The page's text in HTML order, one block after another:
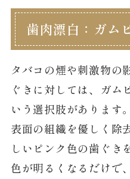
歯肉漂白：ガム
タバコの煙や刺激物の
ぐきに対しては、ガム
いう選択肢があります
表面の組織を優しく除
しいピンク色の歯ぐき
色が明るくなるだけで